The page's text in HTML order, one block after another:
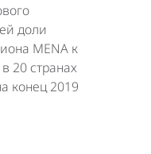
доли
MENA к
20 странах
конец 2019